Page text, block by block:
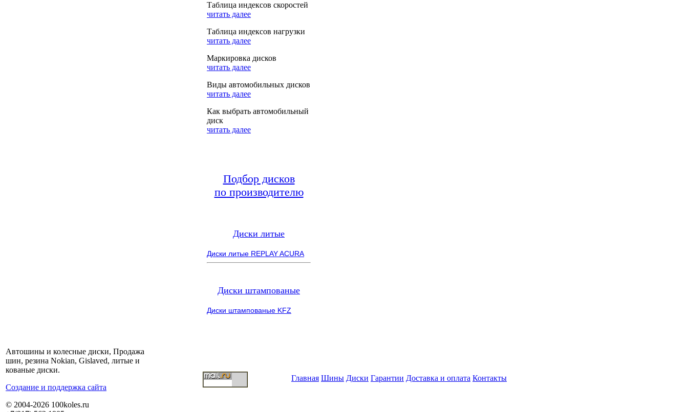
Таблица индексов скоростей
читать далее
Таблица индексов нагрузки
читать далее
Маркировка дисков
читать далее
Виды автомобильных дисков
читать далее
Как выбрать автомобильный
диск
читать далее
Подбор дисков
по производителю
Диски литые
Диски литые REPLAY ACURA
Диски штампованые
Диски штампованые KFZ
Автошины и колесные диски, Продажа
шин, резина Nokian, Gislaved, литые и
кованые диски.
Cоздание и поддержка сайта
© 2004-2026 100koles.ru
Главная Шины Диски Гарантии Доставка и оплата Контакты